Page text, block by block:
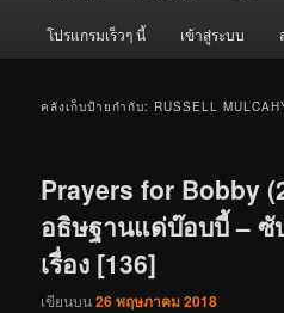
โปรแกรมเร็วๆ นี้ เข้าสู่ระบบ
คลังเก็บป้ายกำกับ: RUSSELL
Prayers for Bobby
อธิษฐานแด่บ๊อบบี้ – ซั
เรื่อง [136]
เขียนบน26 พฤษภาคม 2018